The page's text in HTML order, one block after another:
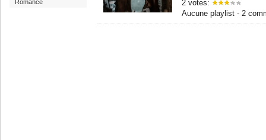
Romance
2 votes:
Aucune playlist - 2